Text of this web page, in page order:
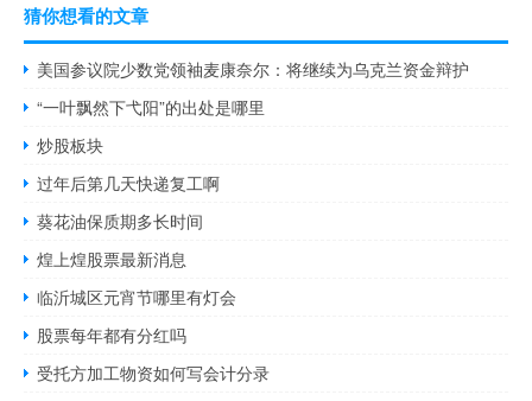
猜你想看的文章
美国参议院少数党领袖麦康奈尔：将继续为乌克兰资金辩护
“一叶飘然下弋阳”的出处是哪里
炒股板块
过年后第几天快递复工啊
葵花油保质期多长时间
煌上煌股票最新消息
临沂城区元宵节哪里有灯会
股票每年都有分红吗
受托方加工物资如何写会计分录